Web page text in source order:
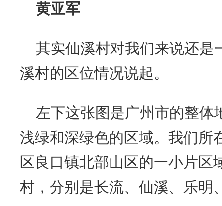
黄亚军
其实仙溪村对我们来说还是
溪村的区位情况说起。
左下这张图是广州市的整体
浅绿和深绿色的区域。我们所
区良口镇北部山区的一小片区
村，分别是长流、仙溪、乐明